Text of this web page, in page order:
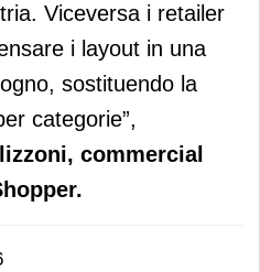
Viceversa i retailer
i layout in una
sostituendo la
categorie”,
commercial